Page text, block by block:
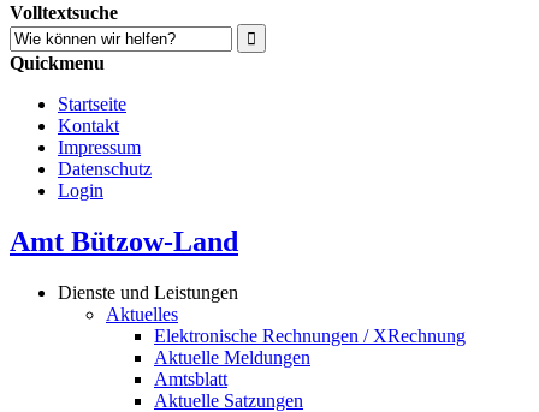
Volltextsuche
Quickmenu
Startseite
Kontakt
Impressum
Datenschutz
Login
Amt Bützow-Land
Dienste und Leistungen
Aktuelles
Elektronische Rechnungen / XRechnung
Aktuelle Meldungen
Amtsblatt
Aktuelle Satzungen